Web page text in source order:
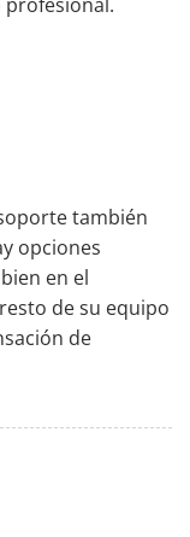
también
opciones
en el
de su equipo
de